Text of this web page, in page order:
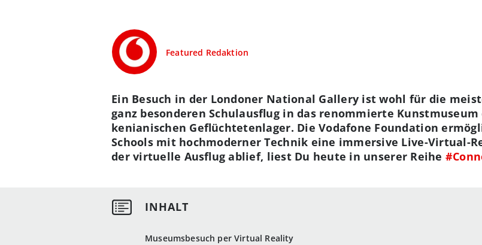
Featured Redaktion
Museumsbesuch per Virtual Reality
Ein Besuch in der Londoner National Gallery ist wohl für die
ganz besonderen Schulausflug in das renommierte
kenianischen Geflüchtetenlager. Die Vodafone Foundation
Schools mit hochmoderner Technik eine immersive Live-Virtual-
der virtuelle Ausflug ablief, liest Du heute in unserer Reihe